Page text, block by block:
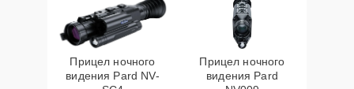
Прицел ночного
видения Pard NV-
Прицел ночного
видения Pard